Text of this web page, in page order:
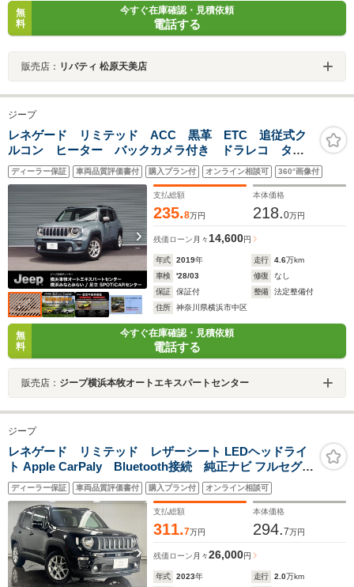
無
料
今すぐ在庫確認・見積依頼
電話する
販売店： リバティ 松原天美店
ジープ
レネゲード リミテッド ACC 黒革 ETC 追従式ク
ルコン ヒーター バックカメラ付き ドラレコ ター
ボ車 電動シート LEDライト キーレスエントリー
車線逸脱警告 禁煙 ABS認定中古車
ディーラー保証 車両品質評価書付 購入プラン付 オンライン相談可 360°画像付
支払総額
235.8万円
本体価格
218.0万円
残価ローン 月々14,600円
年式 2019年 走行 4.6万km
車検
'28/03 修復
なし
保証
保証付 整備
法定整備付
住所
神奈川県横浜市中区
無
料
今すぐ在庫確認・見積依頼
電話する
販売店： ジープ横浜本牧オートエキスパートセンター
ジープ
レネゲード リミテッド レザーシート LEDヘッドライ
ト Apple CarPaly Bluetooth接続 純正ナビ フルセグ
バックカメラ ステアリングヒーター アダクティブクルー
ズコントロール 認定中古車保証
ディーラー保証 車両品質評価書付 購入プラン付 オンライン相談可
支払総額
311.7万円
本体価格
294.7万円
残価ローン 月々26,000円
年式 2023年 走行 2.0万km